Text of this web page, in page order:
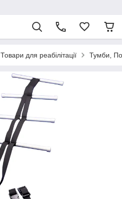
Товари для реабілітації Тумби,